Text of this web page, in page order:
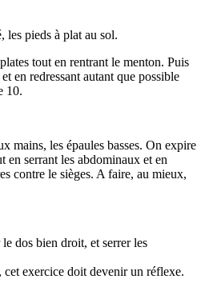
les pieds à plat au sol.
tout en rentrant le menton. Puis
en redressant autant que possible
10.
mains, les épaules basses. On expire
en serrant les abdominaux et en
contre le sièges. A faire, au mieux,
dos bien droit, et serrer les
cet exercice doit devenir un réflexe.